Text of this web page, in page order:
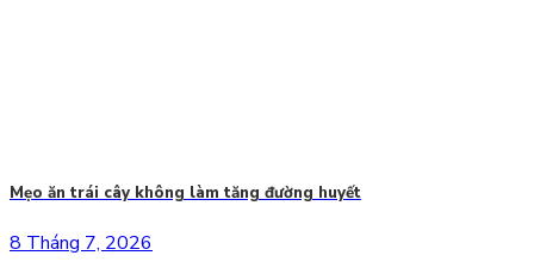
Mẹo ăn trái cây không làm tăng đường huyết
8 Tháng 7, 2026